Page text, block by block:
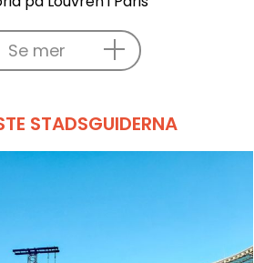
Se mer
STADSGUIDERNA